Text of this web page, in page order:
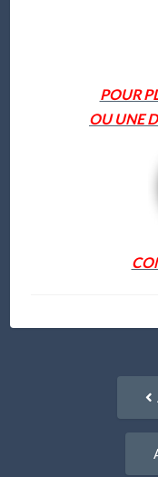
POUR
OU UNE
Navigation